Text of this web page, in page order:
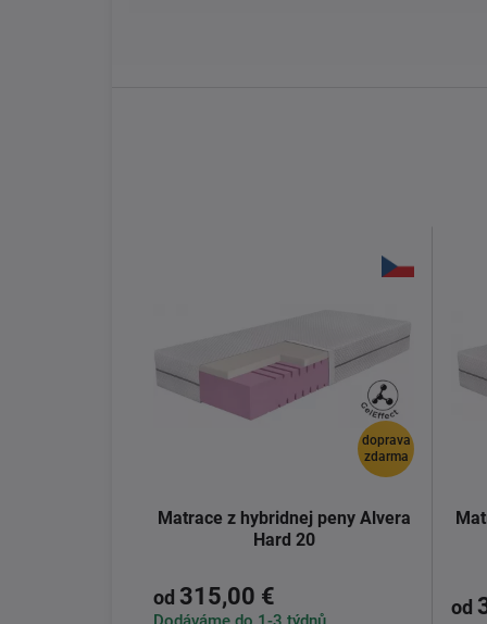
doprava
zdarma
Matrace z hybridnej peny Alvera
Hard 20
od 315,00 € od